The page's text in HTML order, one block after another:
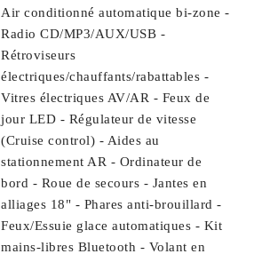
Air conditionné automatique bi-zone -
Radio CD/MP3/AUX/USB -
Rétroviseurs
électriques/chauffants/rabattables -
Vitres électriques AV/AR - Feux de
jour LED - Régulateur de vitesse
(Cruise control) - Aides au
stationnement AR - Ordinateur de
bord - Roue de secours - Jantes en
alliages 18" - Phares anti-brouillard -
Feux/Essuie glace automatiques - Kit
mains-libres Bluetooth - Volant en